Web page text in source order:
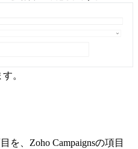
。
を、Zoho Campaignsの項目